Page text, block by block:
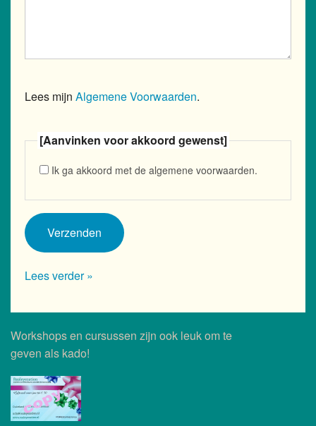
Lees mijn Algemene Voorwaarden.
[Aanvinken voor akkoord gewenst]
Ik ga akkoord met de algemene voorwaarden.
Lees verder »
Workshops en cursussen zijn ook leuk om te
geven als kado!